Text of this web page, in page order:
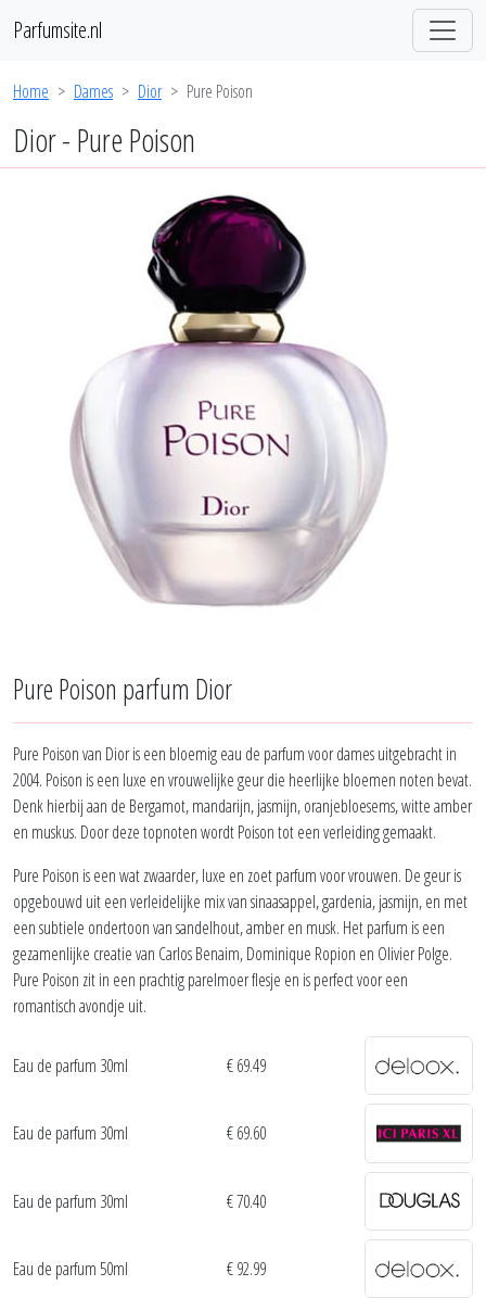
Parfumsite.nl
Home Dames Dior Pure Poison
Dior - Pure Poison
Pure Poison parfum Dior
Pure Poison van Dior is een bloemig eau de parfum voor dames uitgebracht in
2004. Poison is een luxe en vrouwelijke geur die heerlijke bloemen noten bevat.
Denk hierbij aan de Bergamot, mandarijn, jasmijn, oranjebloesems, witte amber
en muskus. Door deze topnoten wordt Poison tot een verleiding gemaakt.
Pure Poison is een wat zwaarder, luxe en zoet parfum voor vrouwen. De geur is
opgebouwd uit een verleidelijke mix van sinaasappel, gardenia, jasmijn, en met
een subtiele ondertoon van sandelhout, amber en musk. Het parfum is een
gezamenlijke creatie van Carlos Benaim, Dominique Ropion en Olivier Polge.
Pure Poison zit in een prachtig parelmoer flesje en is perfect voor een
romantisch avondje uit.
Eau de parfum 30ml € 69.49
Eau de parfum 30ml € 69.60
Eau de parfum 30ml € 70.40
Eau de parfum 50ml € 92.99